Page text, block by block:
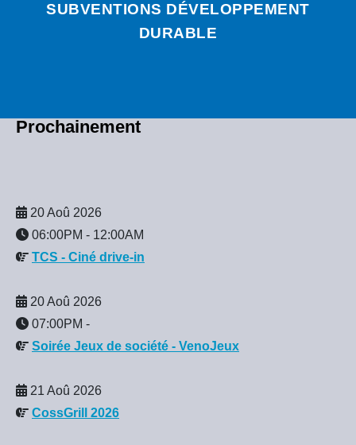
SUBVENTIONS DÉVELOPPEMENT
DURABLE
Prochainement
20 Aoû 2026
06:00PM - 12:00AM
TCS - Ciné drive-in
20 Aoû 2026
07:00PM -
Soirée Jeux de société - VenoJeux
21 Aoû 2026
CossGrill 2026